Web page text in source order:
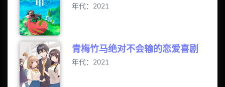
年代：2021
青梅竹马绝对不会输的恋爱喜剧
年代：2021